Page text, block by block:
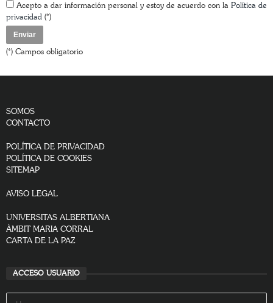
Acepto a dar información personal y estoy de acuerdo con la Política de
privacidad (*)
(*) Campos obligatorio
SOMOS
CONTACTO
POLÍTICA DE PRIVACIDAD
POLÍTICA DE COOKIES
SITEMAP
AVISO LEGAL
UNIVERSITAS ALBERTIANA
ÀMBIT MARIA CORRAL
CARTA DE LA PAZ
ACCESO USUARIO